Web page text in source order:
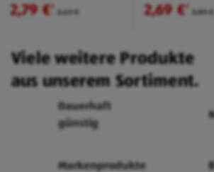
2,79 €² 3,49 € 2,69 €² 3,89 €
Viele weitere Produkte
aus unserem Sortiment.
Dauerhaft
günstig
Markenprodukte